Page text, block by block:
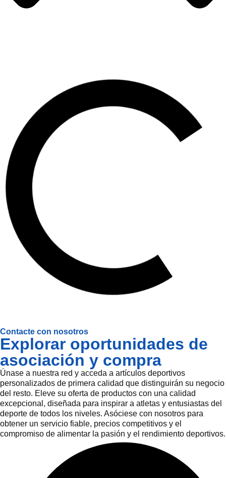
Contacte con nosotros
Explorar oportunidades de
asociación y compra
Únase a nuestra red y acceda a artículos deportivos
personalizados de primera calidad que distinguirán su negocio
del resto. Eleve su oferta de productos con una calidad
excepcional, diseñada para inspirar a atletas y entusiastas del
deporte de todos los niveles. Asóciese con nosotros para
obtener un servicio fiable, precios competitivos y el
compromiso de alimentar la pasión y el rendimiento deportivos.